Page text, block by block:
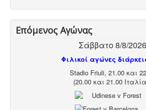
Επόμενος Αγώνας
Σάββατο 8/8/2026
Φιλικοί αγώνες
Stadio Friuli, 21.00 και
(20.00 και 21.00